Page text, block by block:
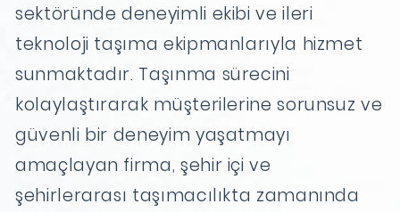
sektöründe deneyimli ekibi ve ileri
teknoloji taşıma ekipmanlarıyla hizmet
sunmaktadır. Taşınma sürecini
kolaylaştırarak müşterilerine sorunsuz ve
güvenli bir deneyim yaşatmayı
amaçlayan firma, şehir içi ve
şehirlerarası taşımacılıkta zamanında